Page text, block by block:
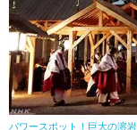
パワースポット！巨大の溶